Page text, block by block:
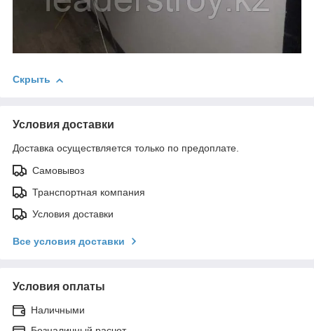
Скрыть
Условия доставки
Доставка осуществляется только по предоплате.
Самовывоз
Транспортная компания
Условия доставки
Все условия доставки
Условия оплаты
Наличными